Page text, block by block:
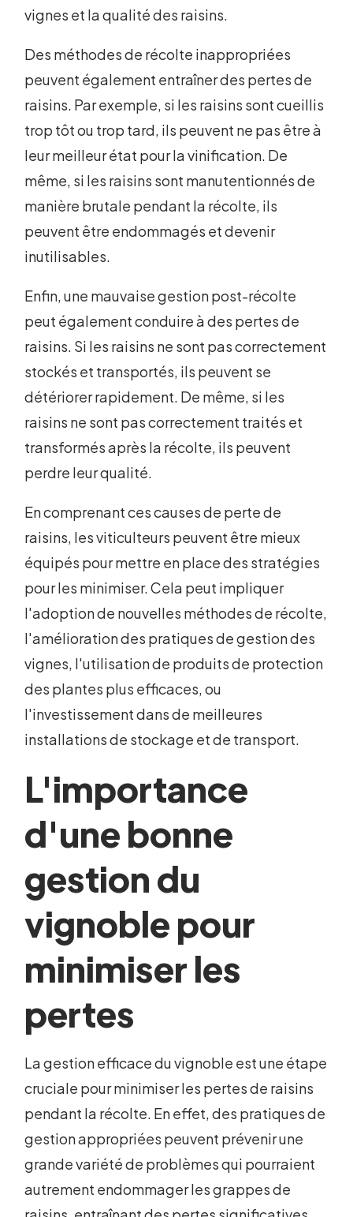
vignes et la qualité des raisins.
Des méthodes de récolte inappropriées
peuvent également entraîner des pertes de
raisins. Par exemple, si les raisins sont cueillis
trop tôt ou trop tard, ils peuvent ne pas être à
leur meilleur état pour la vinification. De
même, si les raisins sont manutentionnés de
manière brutale pendant la récolte, ils
peuvent être endommagés et devenir
inutilisables.
Enfin, une mauvaise gestion post-récolte
peut également conduire à des pertes de
raisins. Si les raisins ne sont pas correctement
stockés et transportés, ils peuvent se
détériorer rapidement. De même, si les
raisins ne sont pas correctement traités et
transformés après la récolte, ils peuvent
perdre leur qualité.
En comprenant ces causes de perte de
raisins, les viticulteurs peuvent être mieux
équipés pour mettre en place des stratégies
pour les minimiser. Cela peut impliquer
l'adoption de nouvelles méthodes de récolte,
l'amélioration des pratiques de gestion des
vignes, l'utilisation de produits de protection
des plantes plus efficaces, ou
l'investissement dans de meilleures
installations de stockage et de transport.
L'importance
d'une bonne
gestion du
vignoble pour
minimiser les
pertes
La gestion efficace du vignoble est une étape
cruciale pour minimiser les pertes de raisins
pendant la récolte. En effet, des pratiques de
gestion appropriées peuvent prévenir une
grande variété de problèmes qui pourraient
autrement endommager les grappes de